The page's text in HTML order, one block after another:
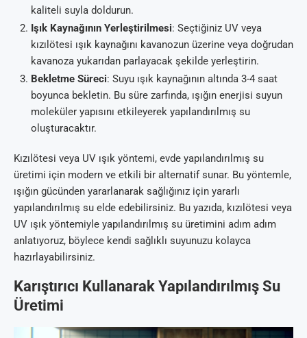
kaliteli suyla doldurun.
Işık Kaynağının Yerleştirilmesi: Seçtiğiniz UV veya
kızılötesi ışık kaynağını kavanozun üzerine veya doğrudan
kavanoza yukarıdan parlayacak şekilde yerleştirin.
Bekletme Süreci: Suyu ışık kaynağının altında 3-4 saat
boyunca bekletin. Bu süre zarfında, ışığın enerjisi suyun
moleküler yapısını etkileyerek yapılandırılmış su
oluşturacaktır.
Kızılötesi veya UV ışık yöntemi, evde yapılandırılmış su
üretimi için modern ve etkili bir alternatif sunar. Bu yöntemle,
ışığın gücünden yararlanarak sağlığınız için yararlı
yapılandırılmış su elde edebilirsiniz. Bu yazıda, kızılötesi veya
UV ışık yöntemiyle yapılandırılmış su üretimini adım adım
anlatıyoruz, böylece kendi sağlıklı suyunuzu kolayca
hazırlayabilirsiniz.
Karıştırıcı Kullanarak Yapılandırılmış Su
Üretimi